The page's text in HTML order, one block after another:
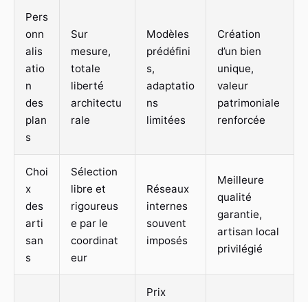
Pers
onn
alis
atio
n
des
plan
s
Sur
mesure,
totale
liberté
architectu
rale
Modèles
prédéfini
s,
adaptatio
ns
limitées
Création
d’un bien
unique,
valeur
patrimoniale
renforcée
Choi
x
des
arti
san
s
Sélection
libre et
rigoureus
e par le
coordinat
eur
Réseaux
internes
souvent
imposés
Meilleure
qualité
garantie,
artisan local
privilégié
Prix